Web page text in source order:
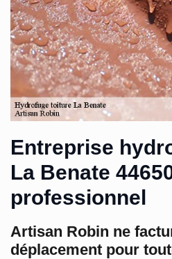
Entreprise
La Benate
professionnel
Artisan Robin ne
déplacement pour